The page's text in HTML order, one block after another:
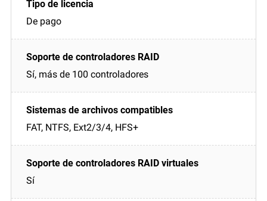
De pago
Sí, más de 100 controladores
FAT, NTFS, Ext2/3/4, HFS+
Sí